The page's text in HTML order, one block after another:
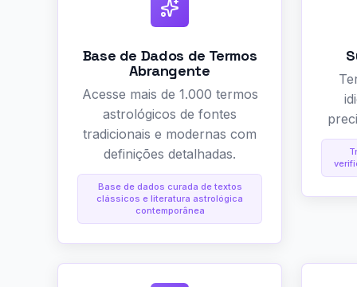
Base de Dados de Termos
Abrangente
Acesse mais de 1.000 termos
astrológicos de fontes
tradicionais e modernas com
definições detalhadas.
Base de dados curada de textos
clássicos e literatura astrológica
contemporânea